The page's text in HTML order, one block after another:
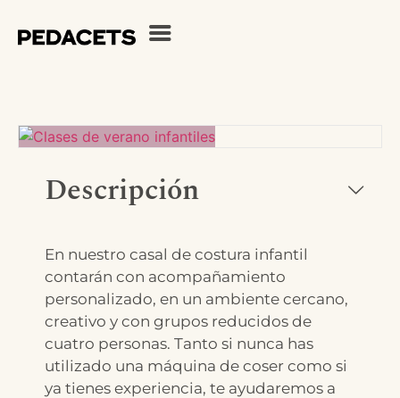
Descripción
En nuestro casal de costura infantil
contarán con acompañamiento
personalizado, en un ambiente cercano,
creativo y con grupos reducidos de
cuatro personas. Tanto si nunca has
utilizado una máquina de coser como si
ya tienes experiencia, te ayudaremos a